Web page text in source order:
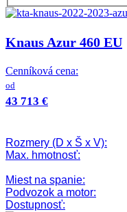
Knaus Azur 460 EU
Cenníková cena:
od
43 713 €
Rozmery (D x Š x V):
Max. hmotnosť:
Miest na spanie:
Podvozok a motor:
Dostupnosť: